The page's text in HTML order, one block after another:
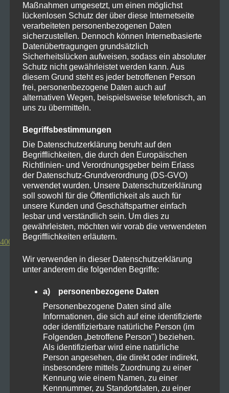
Jetzt bekommen wir richtig power. Power, die sogar das
Unterschied zwischen dem Nord 2 und 2T sind, das
dass 2T mit 80 statt nur 67 Watt geladen werden kann
und es minimal mehr Leistung hat
Zum Bestpreis One Plus Nord 2
Zum Bestpreis One Plus Nord 2T
400-500€: S21 FE/Poco F4 GT
Maßnahmen umgesetzt, um einen möglichst
lückenlosen Schutz der über diese Internetseite
verarbeiteten personenbezogenen Daten
sicherzustellen. Dennoch können Internetbasierte
Datenübertragungen grundsätzlich
Sicherheitslücken aufweisen, sodass ein absoluter
Schutz nicht gewährleistet werden kann. Aus
diesem Grund steht es jeder betroffenen Person
frei, personenbezogene Daten auch auf
alternativen Wegen, beispielsweise telefonisch, an
uns zu übermitteln.
Begriffsbestimmungen
Die Datenschutzerklärung beruht auf den
Begrifflichkeiten, die durch den Europäischen
Richtlinien- und Verordnungsgeber beim Erlass
der Datenschutz-Grundverordnung (DS-GVO)
verwendet wurden. Unsere Datenschutzerklärung
soll sowohl für die Öffentlichkeit als auch für
unsere Kunden und Geschäftspartner einfach
lesbar und verständlich sein. Um dies zu
gewährleisten, möchten wir vorab die verwendeten
Begrifflichkeiten erläutern.
Wir verwenden in dieser Datenschutzerklärung
unter anderem die folgenden Begriffe:
a) personenbezogene Daten
Personenbezogene Daten sind alle
Informationen, die sich auf eine identifizierte
oder identifizierbare natürliche Person (im
Folgenden „betroffene Person") beziehen.
Als identifizierbar wird eine natürliche
Person angesehen, die direkt oder indirekt,
insbesondere mittels Zuordnung zu einer
Kennung wie einem Namen, zu einer
Kennnummer, zu Standortdaten, zu einer